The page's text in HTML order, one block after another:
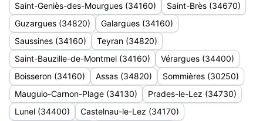
Saint-Geniès-des-Mourgues (34160)
Saint-Brès (34670)
Guzargues (34820)
Galargues (34160)
Saussines (34160)
Teyran (34820)
Saint-Bauzille-de-Montmel (34160)
Vérargues (34400)
Boisseron (34160)
Assas (34820)
Sommières (30250)
Mauguio-Carnon-Plage (34130)
Prades-le-Lez (34730)
Lunel (34400)
Castelnau-le-Lez (34170)